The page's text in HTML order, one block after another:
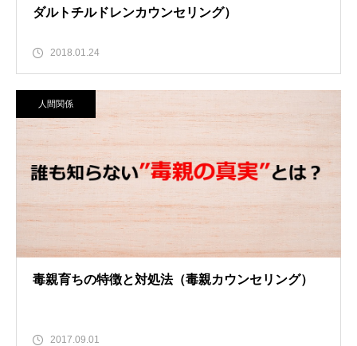
ダルトチルドレンカウンセリング）
2018.01.24
人間関係
毒親育ちの特徴と対処法（毒親カウンセリング）
2017.09.01